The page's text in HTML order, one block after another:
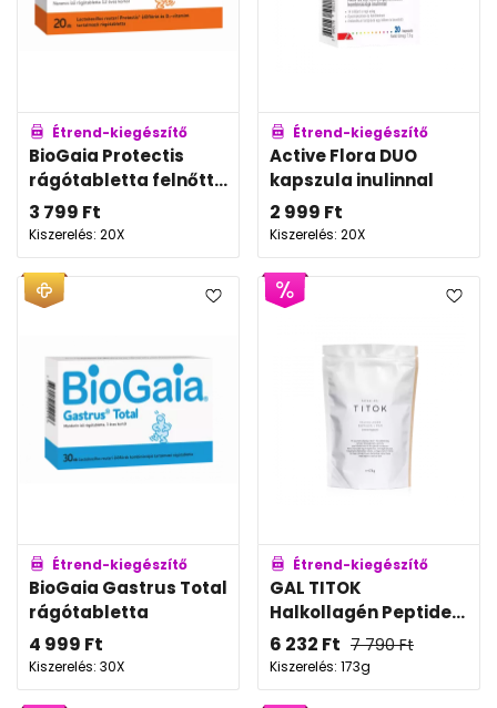
Étrend-kiegészítő
BioGaia Protectis
rágótabletta felnőtt...
3 799 Ft
Kiszerelés: 20X
Étrend-kiegészítő
Active Flora DUO
kapszula inulinnal
2 999 Ft
Kiszerelés: 20X
Étrend-kiegészítő
BioGaia Gastrus Total
rágótabletta
4 999 Ft
Kiszerelés: 30X
Étrend-kiegészítő
GAL TITOK
Halkollagén Peptide...
6 232 Ft 7 790Ft
Kiszerelés: 173g